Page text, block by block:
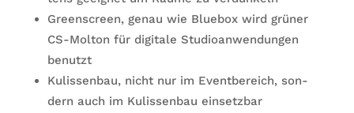
Green­screen, genau wie Blue­box wird grü­ner
CS-Mol­ton für digi­tale Stu­dio­an­wen­dun­gen
benutzt
Kulis­sen­bau, nicht nur im Event­be­reich, son­
dern auch im Kulis­sen­bau einsetzbar